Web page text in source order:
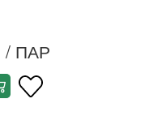
/ ПАР